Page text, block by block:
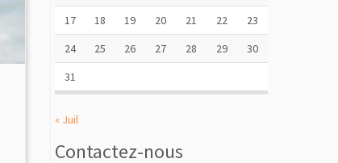
17
18 19 20 21 22
23
24
25 26 27 28 29
30
31
« Juil
Contactez-nous